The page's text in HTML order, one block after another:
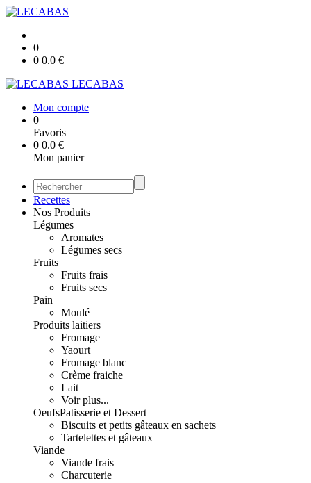
0
0 0.0 €
LECABAS
Mon compte
0
Favoris
0 0.0 €
Mon panier
Recettes
Nos Produits
Légumes
Aromates
Légumes secs
Fruits
Fruits frais
Fruits secs
Pain
Moulé
Produits laitiers
Fromage
Yaourt
Fromage blanc
Crème fraiche
Lait
Voir plus...
OeufsPatisserie et Dessert
Biscuits et petits gâteaux en sachets
Tartelettes et gâteaux
Viande
Viande frais
Charcuterie